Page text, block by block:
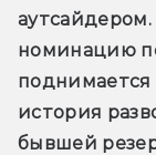
аутсайдером.
номинацию
поднимается
история
бывшей